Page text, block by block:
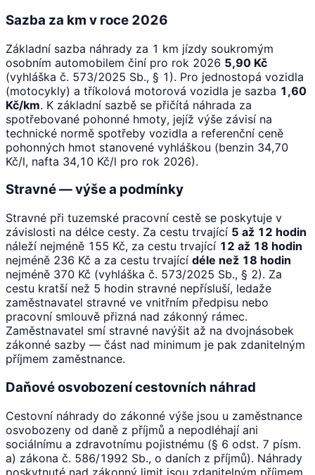
Sazba za km v roce 2026
Základní sazba náhrady za 1 km jízdy soukromým
osobním automobilem činí pro rok 2026 5,90 Kč
(vyhláška č. 573/2025 Sb., § 1). Pro jednostopá vozidla
(motocykly) a tříkolová motorová vozidla je sazba 1,60
Kč/km. K základní sazbě se přičítá náhrada za
spotřebované pohonné hmoty, jejíž výše závisí na
technické normě spotřeby vozidla a referenční ceně
pohonných hmot stanovené vyhláškou (benzin 34,70
Kč/l, nafta 34,10 Kč/l pro rok 2026).
Stravné — výše a podmínky
Stravné při tuzemské pracovní cestě se poskytuje v
závislosti na délce cesty. Za cestu trvající 5 až 12 hodin
náleží nejméně 155 Kč, za cestu trvající 12 až 18 hodin
nejméně 236 Kč a za cestu trvající déle než 18 hodin
nejméně 370 Kč (vyhláška č. 573/2025 Sb., § 2). Za
cestu kratší než 5 hodin stravné nepřísluší, ledaže
zaměstnavatel stravné ve vnitřním předpisu nebo
pracovní smlouvě přizná nad zákonný rámec.
Zaměstnavatel smí stravné navýšit až na dvojnásobek
zákonné sazby — část nad minimum je pak zdanitelným
příjmem zaměstnance.
Daňové osvobození cestovních náhrad
Cestovní náhrady do zákonné výše jsou u zaměstnance
osvobozeny od daně z příjmů a nepodléhají ani
sociálnímu a zdravotnímu pojistnému (§ 6 odst. 7 písm.
a) zákona č. 586/1992 Sb., o daních z příjmů). Náhrady
poskytnuté nad zákonný limit jsou zdanitelným příjmem